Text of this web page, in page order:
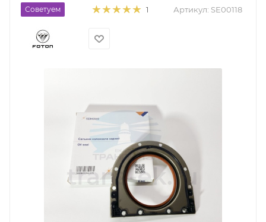
Советуем 1 Артикул: SE00118